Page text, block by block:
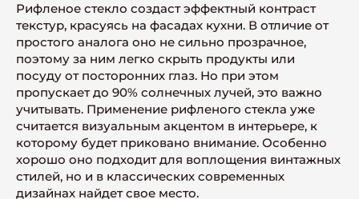
Рифленое стекло создаст эффектный контраст
текстур, красуясь на фасадах кухни. В отличие от
простого аналога оно не сильно прозрачное,
поэтому за ним легко скрыть продукты или
посуду от посторонних глаз. Но при этом
пропускает до 90% солнечных лучей, это важно
учитывать. Применение рифленого стекла уже
считается визуальным акцентом в интерьере, к
которому будет приковано внимание. Особенно
хорошо оно подходит для воплощения винтажных
стилей, но и в классических современных
дизайнах найдет свое место.